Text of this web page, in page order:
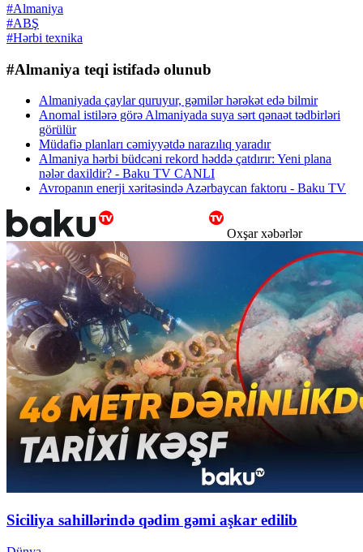
#Almaniya
#ABŞ
#Hərbi texnika
#Almaniya teqi istifadə olunub
Almaniyada çaylar quruyur, gəmilər hərəkət edə bilmir
Anomal istilərə görə Almaniyada suya sərt qənaət tədbirləri
görülür
Müdafiə planları cəmiyyətdə narazılıq yaradır
Almaniya hərbi büdcəni rekord həddə çatdırır: Yeni plana
nələr daxildir? - Baku TV CANLI
Avropanın enerji xəritəsində Azərbaycan faktoru - Baku TV
Oxşar xəbərlər
Siciliya sahillərində qədim gəmi aşkar edilib